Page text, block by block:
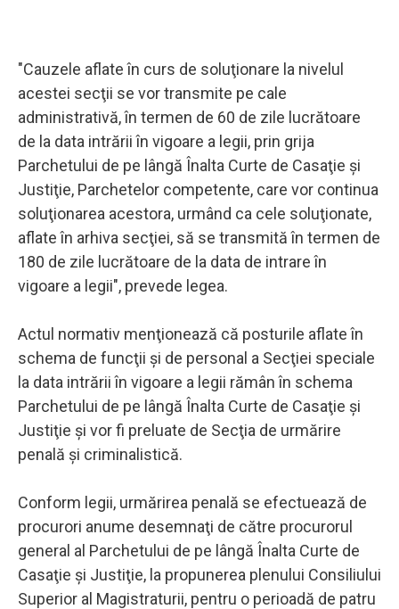
"Cauzele aflate în curs de soluţionare la nivelul
acestei secţii se vor transmite pe cale
administrativă, în termen de 60 de zile lucrătoare
de la data intrării în vigoare a legii, prin grija
Parchetului de pe lângă Înalta Curte de Casaţie şi
Justiţie, Parchetelor competente, care vor continua
soluţionarea acestora, urmând ca cele soluţionate,
aflate în arhiva secţiei, să se transmită în termen de
180 de zile lucrătoare de la data de intrare în
vigoare a legii", prevede legea.
Actul normativ menţionează că posturile aflate în
schema de funcţii şi de personal a Secţiei speciale
la data intrării în vigoare a legii rămân în schema
Parchetului de pe lângă Înalta Curte de Casaţie şi
Justiţie şi vor fi preluate de Secţia de urmărire
penală şi criminalistică.
Conform legii, urmărirea penală se efectuează de
procurori anume desemnaţi de către procurorul
general al Parchetului de pe lângă Înalta Curte de
Casaţie şi Justiţie, la propunerea plenului Consiliului
Superior al Magistraturii, pentru o perioadă de patru